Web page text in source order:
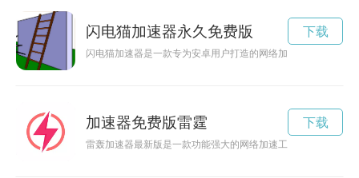
闪电猫加速器永久免费版
闪电猫加速器是一款专为安卓用户打造的网络加速工具，通过
下载
加速器免费版雷霆
雷轰加速器最新版是一款功能强大的网络加速工具，可帮助用
下载